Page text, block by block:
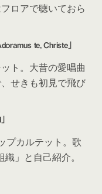
ロアで聴いておら
te, Christe」
ト。大昔の愛唱曲
せきも初見で飛び
プカルテット。歌
」と自己紹介。